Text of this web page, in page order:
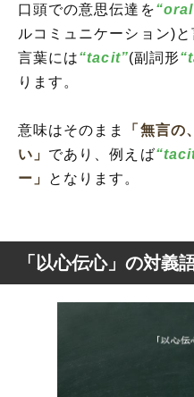
口頭での意思伝達を
ルコミュニケーション)
言葉には“tacit”(副詞形
ります。
意味はそのまま
「無言
い」 であり、例えば
ー」
となります。
「以心伝心」の対義